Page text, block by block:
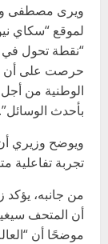
ويرى مصطفى
لموقع “سكاي
“نقطة تحول في
حرصت على أن
الوطنية من أجل
بأحدث الوسائل”.
ويوضح وزيري أن
تجربة تفاعلية
من جانبه،
أن المتحف
موضحًا أن